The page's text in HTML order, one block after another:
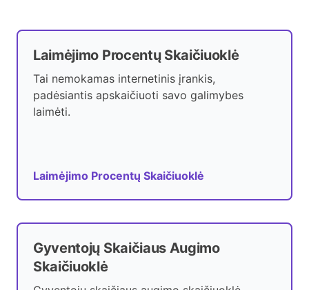
Laimėjimo Procentų Skaičiuoklė
Tai nemokamas internetinis įrankis,
padėsiantis apskaičiuoti savo galimybes
laimėti.
Laimėjimo Procentų Skaičiuoklė
Gyventojų Skaičiaus Augimo
Skaičiuoklė